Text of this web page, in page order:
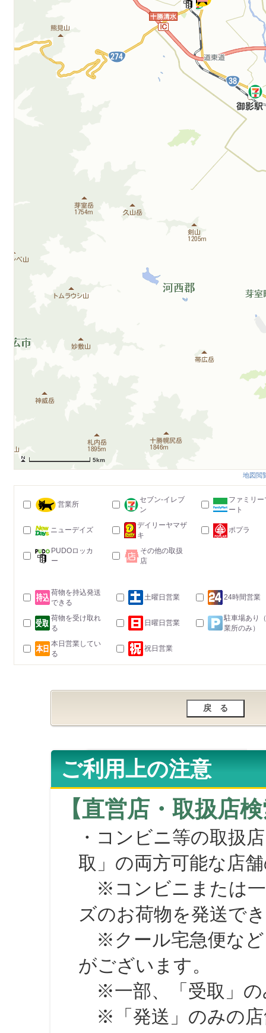
5km
地図閲
営業所
セブン-イレブ
ン
ファミリー
ート
ニューデイズ
デイリーヤマザ
キ
ポプラ
PUDOロッカ
ー
その他の取扱
店
荷物を持込発送
できる
土曜日営業 24時間営業
荷物を受け取れ
る
日曜日営業
駐車場あり
業所のみ）
本日営業してい
る
祝日営業
ご利用上の注意
【直営店・取扱店
・コンビニ等の取扱
取」の両方可能な店
※コンビニまたは一
ズのお荷物を発送で
※クール宅急便など
がございます。
※一部、「受取」の
※「発送」のみの店